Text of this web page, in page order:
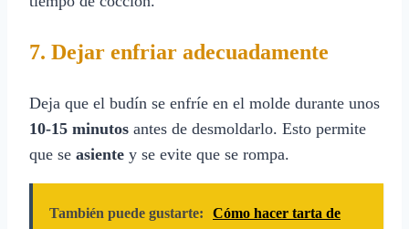
7. Dejar enfriar adecuadamente
Deja que el budín se enfríe en el molde durante unos
10-15 minutos antes de desmoldarlo. Esto permite
que se asiente y se evite que se rompa.
También puede gustarte:
Cómo hacer tarta de